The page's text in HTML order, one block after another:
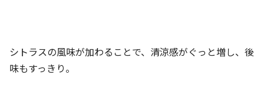
シトラスの風味が加わることで、清涼感がぐっと増し、後
味もすっきり。